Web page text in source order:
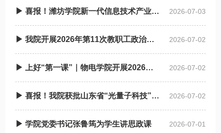
▶ 喜报！潍坊学院新一代信息技术产业学院获批省级现代产业学院 2026-07-03
▶ 我院开展2026年第11次教职工政治理论学习 2026-07-02
▶ 上好“第一课”｜物电学院开展2026年上半年入党积 极分子培训班 2026-07-02
▶ 喜报！我院获批山东省“光量子科技”拔尖人才培养基地 2026-07-02
▶ 学院党委书记张鲁筠为学生讲思政课 2026-07-01